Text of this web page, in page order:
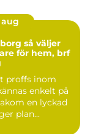
aug
väljer
för hem, brf
proffs inom
enkelt på
en lyckad
plan...